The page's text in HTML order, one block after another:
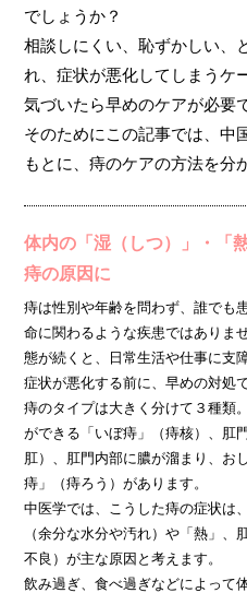
でしょうか？
相談しにくい、恥ずかしい、
れ、症状が悪化してしまうケ
気づいたら早めのケアが必要
そのためにこの記事では、中
もとに、痔のケアの方法を分
体内の「湿（しつ）」・「
痔の原因に
痔は性別や年齢を問わず、誰でも
命に関わるような疾患ではありま
態が続くと、日常生活や仕事に支
症状が悪化する前に、早めの対処
痔のタイプは大きく分けて３種類
ができる「いぼ痔」（痔核）、肛
肛）、肛門内部に膿が溜まり、お
痔」（痔ろう）があります。
中医学では、こうした痔の症状は
（余分な水分や汚れ）や「熱」
不良）が主な原因と考えます。
飲み過ぎ、食べ過ぎなどによって